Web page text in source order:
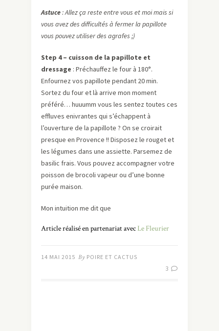
Astuce: Allez ça reste entre vous et moi mais si
vous avez des difficultés à fermer la papillote
vous pouvez utiliser des agrafes ;)
Step 4 – cuisson de la papillote et
dressage : Préchauffez le four à 180°.
Enfournez vos papillote pendant 20 min.
Sortez du four et là arrive mon moment
préféré… huuumm vous les sentez toutes ces
effluves enivrantes qui s’échappent à
l’ouverture de la papillote ? On se croirait
presque en Provence !! Disposez le rouget et
les légumes dans une assiette. Parsemez de
basilic frais. Vous pouvez accompagner votre
poisson de brocoli vapeur ou d’une bonne
purée maison.
Mon intuition me dit que
Article réalisé en partenariat avecLe Fleurier
14 MAI 2015 By POIRE ET CACTUS
3